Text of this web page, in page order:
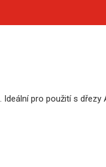
pro použití s dřezy